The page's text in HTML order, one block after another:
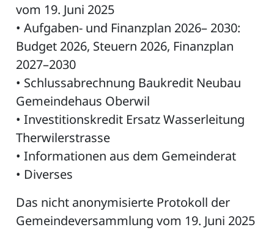
vom 19. Juni 2025
• Aufgaben- und Finanzplan 2026– 2030:
Budget 2026, Steuern 2026, Finanzplan
2027–2030
• Schlussabrechnung Baukredit Neubau
Gemeindehaus Oberwil
• Investitionskredit Ersatz Wasserleitung
Therwilerstrasse
• Informationen aus dem Gemeinderat
• Diverses
Das nicht anonymisierte Protokoll der
Gemeindeversammlung vom 19. Juni 2025